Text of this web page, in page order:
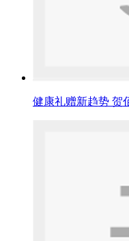
健康礼赠新趋势 贺